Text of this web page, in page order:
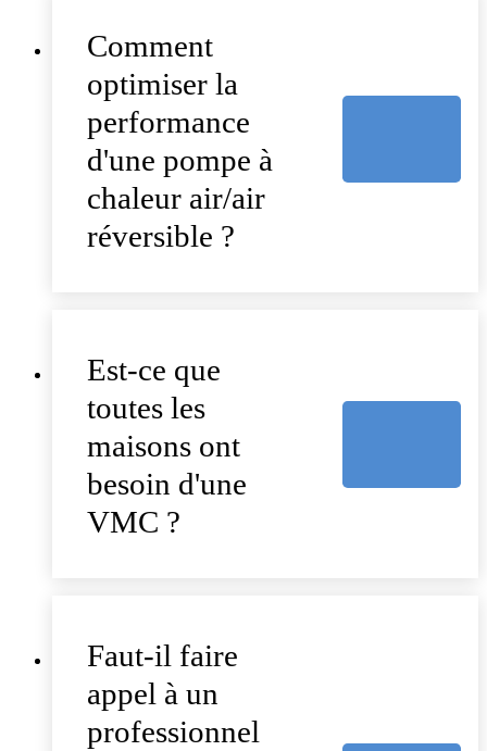
Comment
optimiser la
performance
d'une pompe à
chaleur air/air
réversible ?
Est-ce que
toutes les
maisons ont
besoin d'une
VMC ?
Faut-il faire
appel à un
professionnel